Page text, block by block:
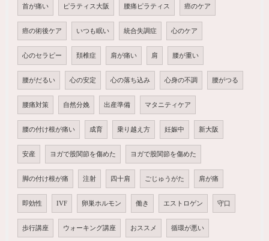
首が痛い ピラティス大阪 腰痛ピラティス 癌のケア
癌の術後ケア いつも眠い 統合失調症 心のケア
心のセラピー 頚椎症 肩が痛い 肩 腰が重い
腰がだるい 心の安定 心の落ち込み 心身の不調 腰がつる
腰痛対策 自然分娩 出産準備 マタニティケア
腰の付け根が痛い 成育 乗り越え方 妊娠中 新大阪
安産 ヨガで股関節を傷めた ヨガで股関節を傷めた
脚の付け根が痛 注射 四十肩 ごじゅうがた 肩が痛
即効性 IVF 卵巣ホルモン 働き エストロゲン 守口
歩行講座 ウォーキング講座 おススメ 循環が悪い